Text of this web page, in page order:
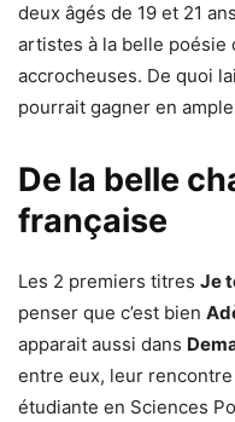
deux âgés de 19 et 21
artistes à la belle poésie
accrocheuses. De quoi
pourrait gagner en
De la belle
française
Les 2 premiers titres Je
penser que c’est bien
apparait aussi dans
entre eux, leur rencontre
étudiante en Sciences